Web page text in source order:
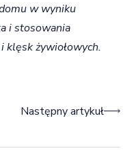
w wyniku
i stosowania
klęsk żywiołowych.
Następny artykuł